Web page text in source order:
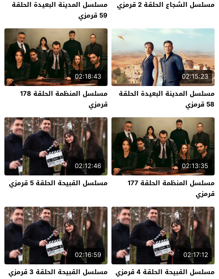
مسلسل الشجاع الحلقة 2 قرمزي
مسلسل المدينة البعيدة الحلقة
59 قرمزي
02:15:23
مسلسل المدينة البعيدة الحلقة
58 قرمزي
02:18:43
مسلسل المنظمة الحلقة 178
قرمزي
02:13:35
مسلسل المنظمة الحلقة 177
قرمزي
02:12:46
مسلسل القبيحة الحلقة 5 قرمزي
02:17:12
مسلسل القبيحة الحلقة 4 قرمزي
02:16:59
مسلسل القبيحة الحلقة 3 قرمزي